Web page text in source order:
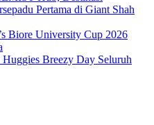
Pertama di Giant Shah
Biore University Cup 2026
Breezy Day Seluruh